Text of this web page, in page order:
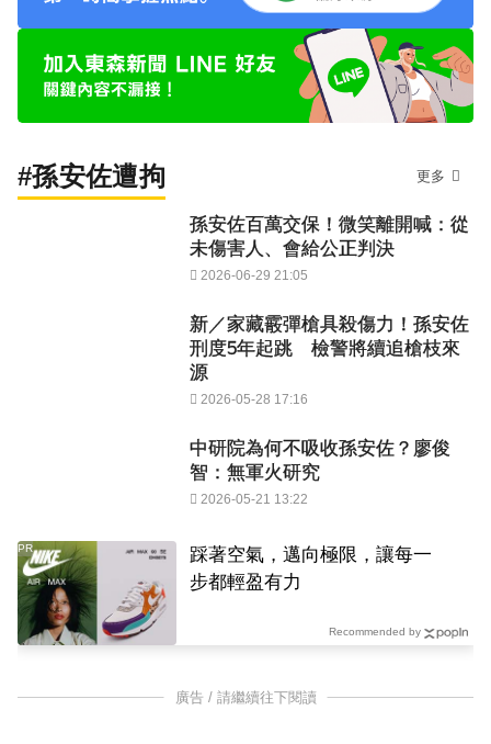
#孫安佐遭拘 更多
孫安佐百萬交保！微笑離開喊：從
未傷害人、會給公正判決
2026-06-29 21:05
新／家藏霰彈槍具殺傷力！孫安佐
刑度5年起跳 檢警將續追槍枝來
源
2026-05-28 17:16
中研院為何不吸收孫安佐？廖俊
智：無軍火研究
2026-05-21 13:22
踩著空氣，邁向極限，讓每一
步都輕盈有力
PR
Recommended by
廣告 / 請繼續往下閱讀